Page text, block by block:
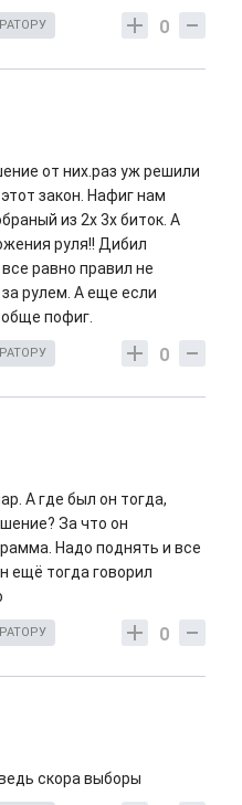
0
от них.раз уж решили
закон. Нафиг нам
из 2х 3х биток. А
руля!! Дибил
равно правил не
рулем. А еще если
пофиг.
0
А где был он тогда,
За что он
Надо поднять и все
ещё тогда говорил
0
скора выборы